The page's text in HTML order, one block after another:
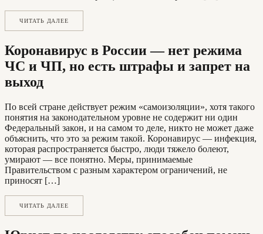
ЧИТАТЬ ДАЛЕЕ
Коронавирус в России — нет режима
ЧС и ЧП, но есть штрафы и запрет на
выход
По всей стране действует режим «самоизоляции», хотя такого
понятия на законодательном уровне не содержит ни один
Федеральный закон, и на самом то деле, никто не может даже
объяснить, что это за режим такой. Коронавирус — инфекция,
которая распространяется быстро, люди тяжело болеют,
умирают — все понятно. Меры, принимаемые
Правительством с разным характером ограничений, не
приносят […]
ЧИТАТЬ ДАЛЕЕ